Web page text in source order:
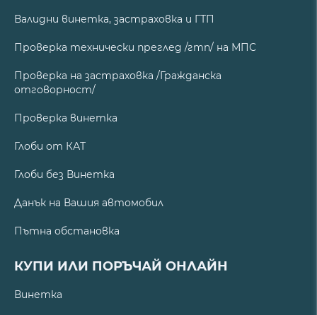
Валидни винетка, застраховка и ГТП
Проверка технически преглед /гтп/ на МПС
Проверка на застраховка /Гражданска
отговорност/
Проверка винетка
Глоби от КАТ
Глоби без Винетка
Данък на Вашия автомобил
Пътна обстановка
КУПИ ИЛИ ПОРЪЧАЙ ОНЛАЙН
Винетка